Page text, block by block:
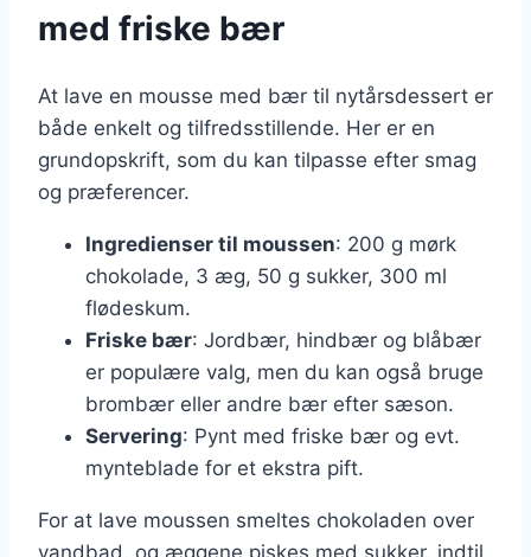
med friske bær
At lave en mousse med bær til nytårsdessert er
både enkelt og tilfredsstillende. Her er en
grundopskrift, som du kan tilpasse efter smag
og præferencer.
Ingredienser til moussen: 200 g mørk
chokolade, 3 æg, 50 g sukker, 300 ml
flødeskum.
Friske bær: Jordbær, hindbær og blåbær
er populære valg, men du kan også bruge
brombær eller andre bær efter sæson.
Servering: Pynt med friske bær og evt.
mynteblade for et ekstra pift.
For at lave moussen smeltes chokoladen over